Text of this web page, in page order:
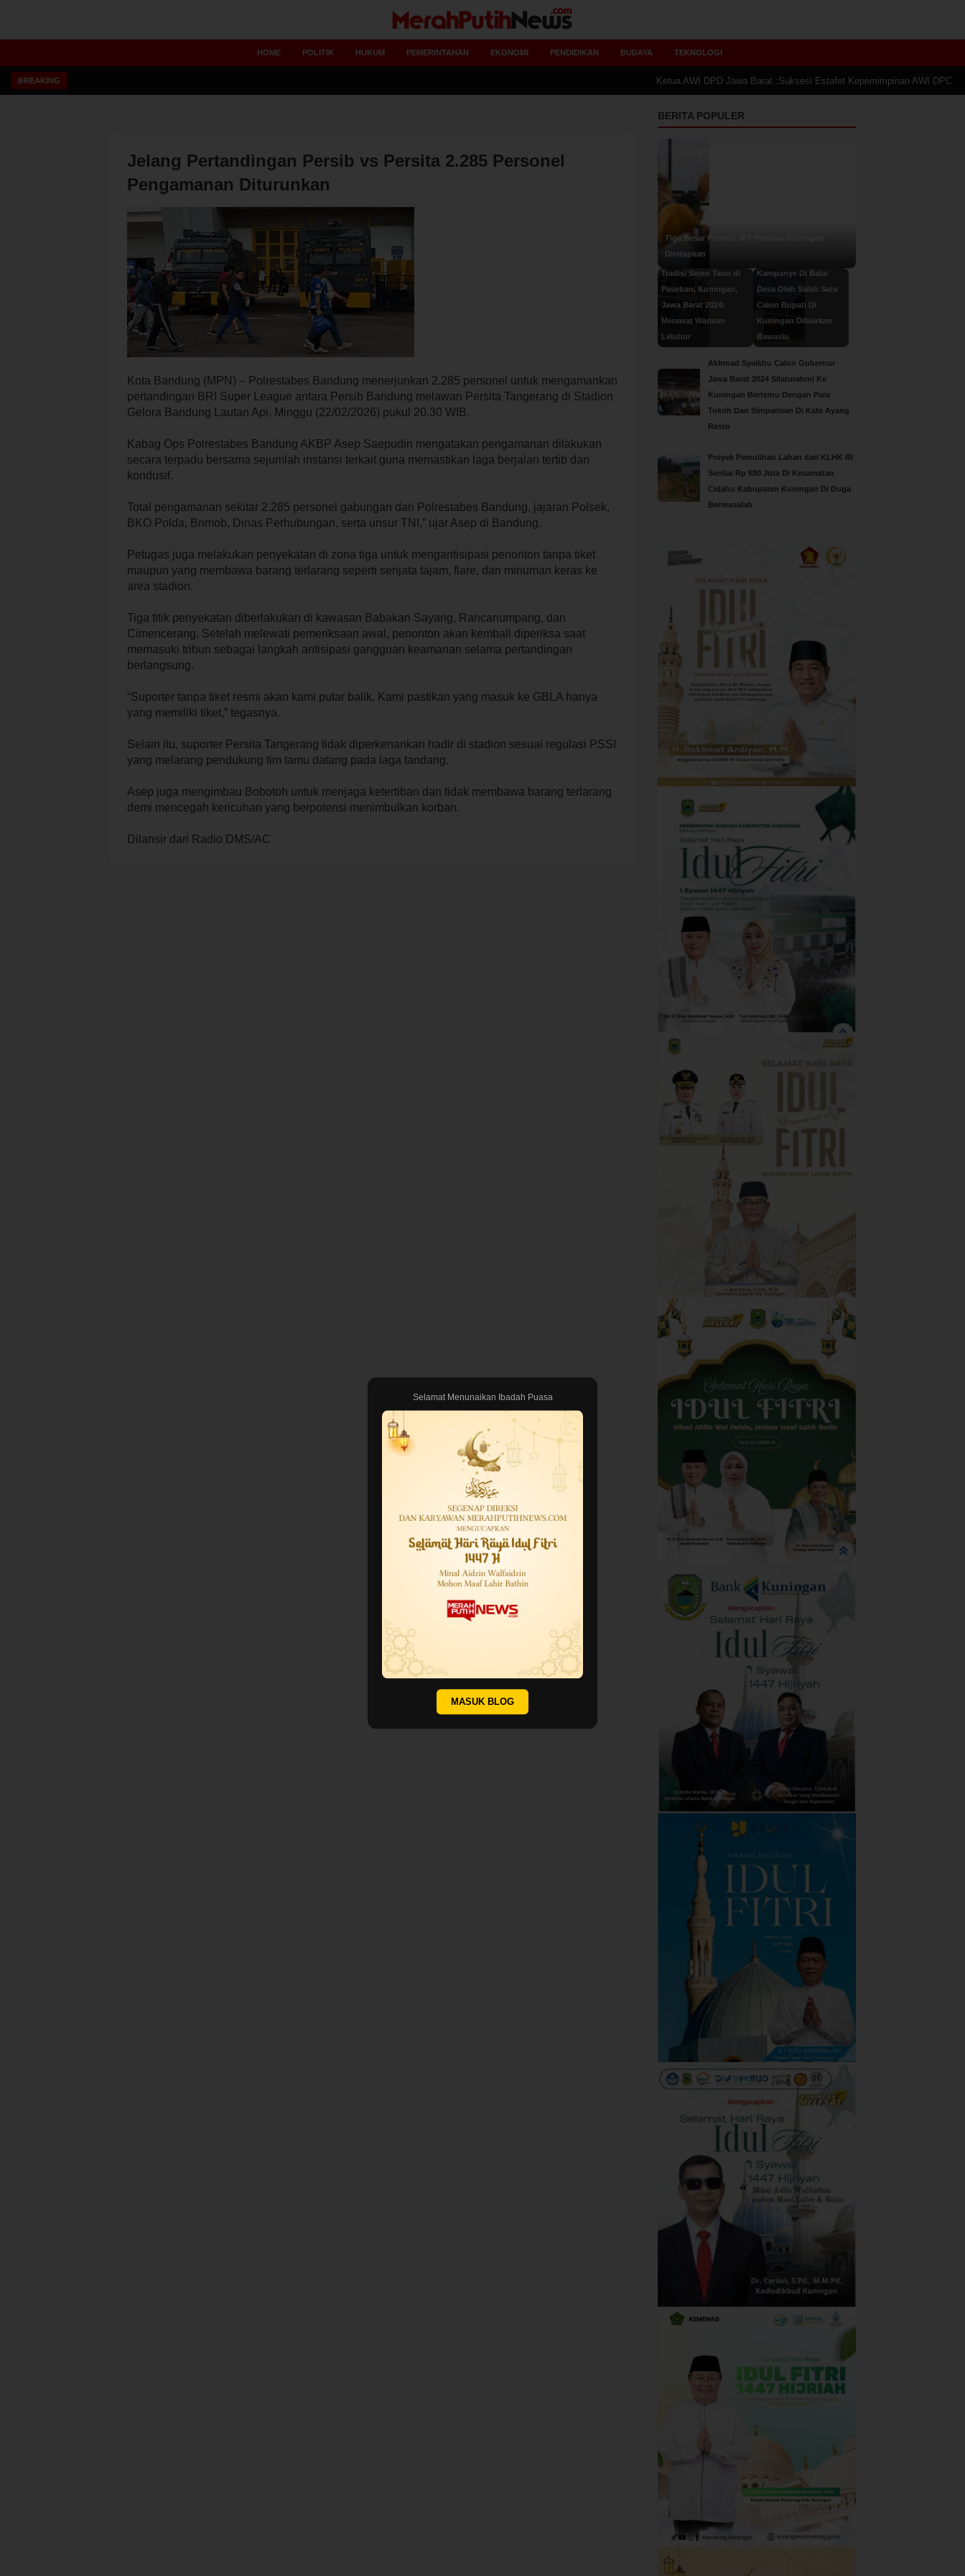
HOME POLITIK HUKUM PEMERINTAHAN EKONOMI PENDIDIKAN BUDAYA TEKNOLOGI
BREAKING Ketua AWI DPD Jawa Barat :Suksesi Estafet Kepemimpinan AWI DPC Kuningan
Selamat Menunaikan Ibadah Puasa
MASUK BLOG
Jelang Pertandingan Persib vs Persita 2.285 Personel
Pengamanan Diturunkan
Kota Bandung (MPN) – Polrestabes Bandung menerjunkan 2.285 personel untuk mengamankan
pertandingan BRI Super League antara Persib Bandung melawan Persita Tangerang di Stadion
Gelora Bandung Lautan Api, Minggu (22/02/2026) pukul 20.30 WIB.
Kabag Ops Polrestabes Bandung AKBP Asep Saepudin mengatakan pengamanan dilakukan
secara terpadu bersama sejumlah instansi terkait guna memastikan laga berjalan tertib dan
kondusif.
Total pengamanan sekitar 2.285 personel gabungan dari Polrestabes Bandung, jajaran Polsek,
BKO Polda, Brimob, Dinas Perhubungan, serta unsur TNI,” ujar Asep di Bandung.
Petugas juga melakukan penyekatan di zona tiga untuk mengantisipasi penonton tanpa tiket
maupun yang membawa barang terlarang seperti senjata tajam, flare, dan minuman keras ke
area stadion.
Tiga titik penyekatan diberlakukan di kawasan Babakan Sayang, Rancanumpang, dan
Cimencerang. Setelah melewati pemeriksaan awal, penonton akan kembali diperiksa saat
memasuki tribun sebagai langkah antisipasi gangguan keamanan selama pertandingan
berlangsung.
“Suporter tanpa tiket resmi akan kami putar balik. Kami pastikan yang masuk ke GBLA hanya
yang memiliki tiket,” tegasnya.
Selain itu, suporter Persita Tangerang tidak diperkenankan hadir di stadion sesuai regulasi PSSI
yang melarang pendukung tim tamu datang pada laga tandang.
Asep juga mengimbau Bobotoh untuk menjaga ketertiban dan tidak membawa barang terlarang
demi mencegah kericuhan yang berpotensi menimbulkan korban.
Dilansir dari Radio DMS/AC
BERITA POPULER
Tiga Besar Peserta JPT Pratama Kuningan
Ditetapkan
Tradisi Seren Taun di
Paseban, Kuningan,
Jawa Barat 2024:
Merawat Warisan
Leluhur
Kampanye Di Balai
Desa Oleh Salah Satu
Calon Bupati Di
Kuningan Dibiarkan
Bawaslu
Akhmad Syaikhu Calon Gubernur
Jawa Barat 2024 Silaturahmi Ke
Kuningan Bertemu Dengan Para
Tokoh Dan Simpatisan Di Kafe Ayang
Resto
Proyek Pemulihan Lahan dari KLHK RI
Senilai Rp 680 Juta Di Kecamatan
Cidahu Kabupaten Kuningan Di Duga
Bermasalah